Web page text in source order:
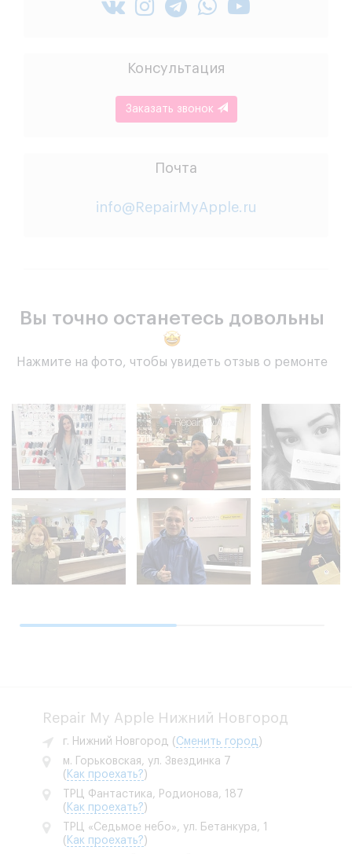
Консультация
Заказать звонок
Почта
info@RepairMyApple.ru
Вы точно останетесь довольны
Нажмите на фото, чтобы увидеть отзыв о ремонте
Repair My Apple Нижний Новгород
г. Нижний Новгород ( Сменить город )
м. Горьковская, ул. Звездинка 7
( Как проехать? )
ТРЦ Фантастика, Родионова, 187
( Как проехать? )
ТРЦ «Седьмое небо», ул. Бетанкура, 1
( Как проехать? )